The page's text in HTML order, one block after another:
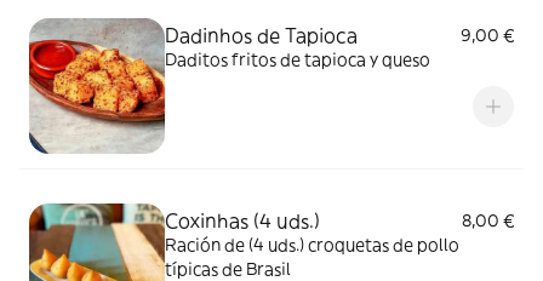
Dadinhos de Tapioca
9,00 €
Daditos fritos de tapioca y queso
Coxinhas (4 uds.)
8,00 €
Ración de (4 uds.) croquetas de pollo
típicas de Brasil